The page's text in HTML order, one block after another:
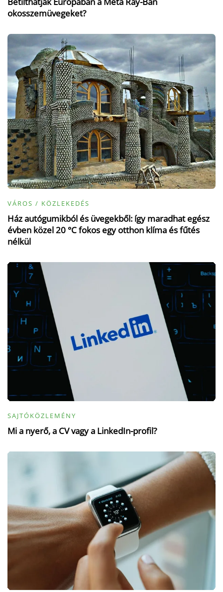
okosszemüvegeket?
VÁROS / KÖZLEKEDÉS
Ház autógumikból és üvegekből: így maradhat egész
évben közel 20 °C fokos egy otthon klíma és fűtés
nélkül
SAJTÓKÖZLEMÉNY
Mi a nyerő, a CV vagy a LinkedIn-profil?